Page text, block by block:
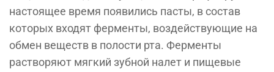
настоящее время появились пасты, в состав
которых входят ферменты, воздействующие на
обмен веществ в полости рта. Ферменты
растворяют мягкий зубной налет и пищевые